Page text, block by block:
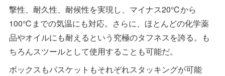
撃性、耐久性、耐候性を実現し、マイナス20℃から
100℃までの気温にも対応。さらに、ほとんどの化学薬
品やオイルにも耐えるという究極のタフネスを誇る。も
ちろんスツールとして使用することも可能だ。
ボックスもバスケットもそれぞれスタッキングが可能